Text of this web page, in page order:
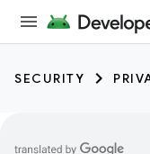
SECURITY